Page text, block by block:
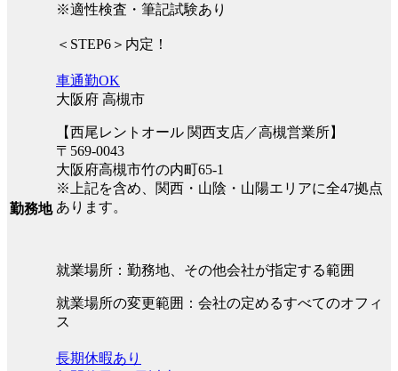
※適性検査・筆記試験あり
＜STEP6＞内定！
勤務地
車通勤OK
大阪府 高槻市
【西尾レントオール 関西支店／高槻営業所】
〒569-0043
大阪府高槻市竹の内町65-1
※上記を含め、関西・山陰・山陽エリアに全47拠点
あります。
就業場所：勤務地、その他会社が指定する範囲
就業場所の変更範囲：会社の定めるすべてのオフィ
ス
長期休暇あり